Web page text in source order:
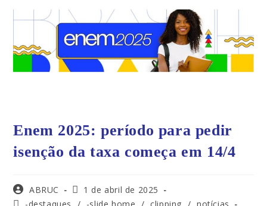
Enem 2025: período para pedir
isenção da taxa começa em 14/4
ABRUC
1 de abril de 2025